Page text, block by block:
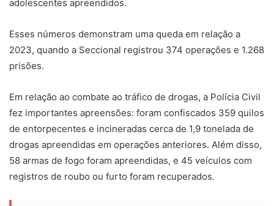
adolescentes apreendidos.
Esses números demonstram uma queda em relação a
2023, quando a Seccional registrou 374 operações e 1.268
prisões.
Em relação ao combate ao tráfico de drogas, a Polícia Civil
fez importantes apreensões: foram confiscados 359 quilos
de entorpecentes e incineradas cerca de 1,9 tonelada de
drogas apreendidas em operações anteriores. Além disso,
58 armas de fogo foram apreendidas, e 45 veículos com
registros de roubo ou furto foram recuperados.